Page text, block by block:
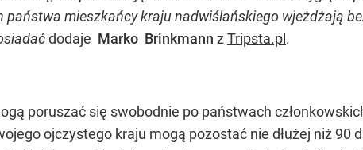
mieszkańcy kraju nadwiślańskiego wjeżdżają
dodaje Marko Brinkmann z Tripsta.pl .
poruszać się swobodnie po państwach
ojczystego kraju mogą pozostać nie dłużej niż 90